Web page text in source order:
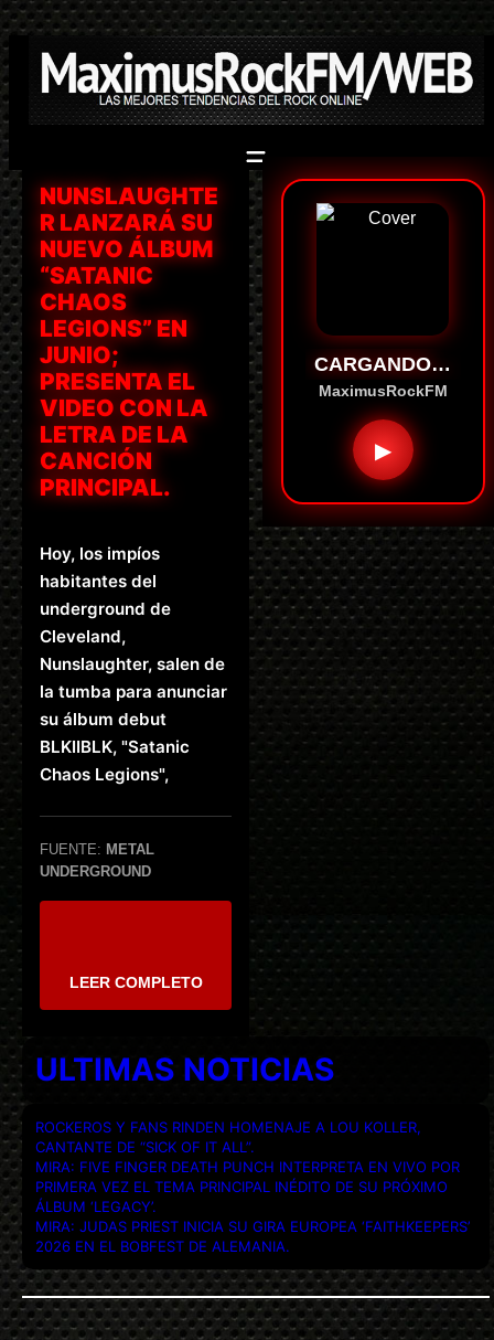
Saltar
al
contenido
NUNSLAUGHTE
R LANZARÁ SU
NUEVO ÁLBUM
“SATANIC
CHAOS
LEGIONS” EN
JUNIO;
PRESENTA EL
VIDEO CON LA
LETRA DE LA
CANCIÓN
PRINCIPAL.
Hoy, los impíos
habitantes del
underground de
Cleveland,
Nunslaughter, salen de
la tumba para anunciar
su álbum debut
BLKIIBLK, "Satanic
Chaos Legions",
FUENTE: METAL
UNDERGROUND
LEER COMPLETO
CARGANDO…
MaximusRockFM
▶
ULTIMAS NOTICIAS
ROCKEROS Y FANS RINDEN HOMENAJE A LOU KOLLER,
CANTANTE DE “SICK OF IT ALL”.
MIRA: FIVE FINGER DEATH PUNCH INTERPRETA EN VIVO POR
PRIMERA VEZ EL TEMA PRINCIPAL INÉDITO DE SU PRÓXIMO
ÁLBUM ‘LEGACY’.
MIRA: JUDAS PRIEST INICIA SU GIRA EUROPEA ‘FAITHKEEPERS’
2026 EN EL BOBFEST DE ALEMANIA.